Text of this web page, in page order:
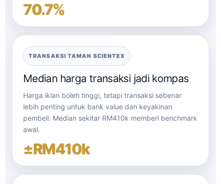
70.7%
TRANSAKSI TAMAN SCIENTEX
Median harga transaksi jadi kompas
Harga iklan boleh tinggi, tetapi transaksi sebenar
lebih penting untuk bank value dan keyakinan
pembeli. Median sekitar RM410k memberi benchmark
awal.
±RM410k